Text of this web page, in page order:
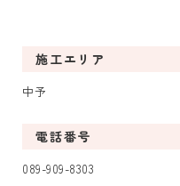
施工エリア
中予
電話番号
089-909-8303